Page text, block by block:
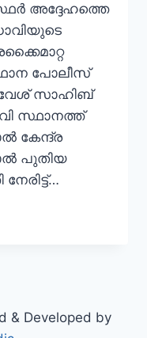
അദ്ദേഹത്തെ
പോലീസ്
സാഹിബ്
സ്ഥാനത്ത്
കേന്ദ്ര
പുതിയ
& Developed by